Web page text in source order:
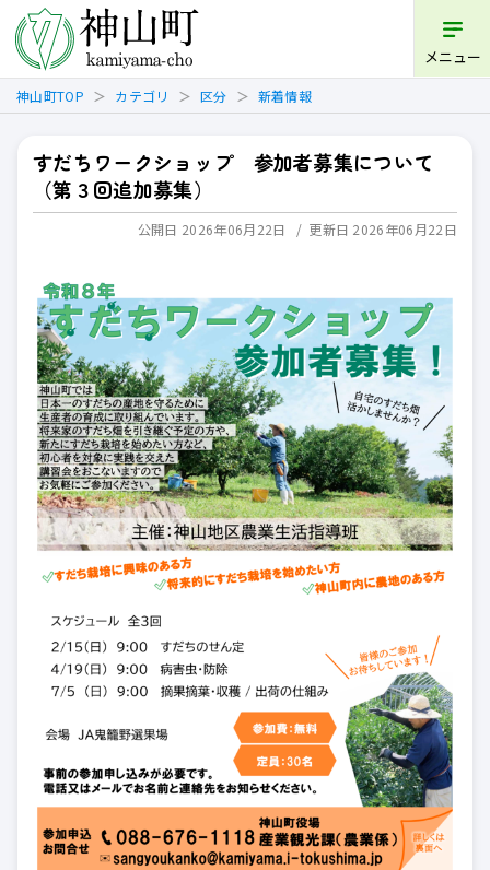
メニュー
神山町TOP カテゴリ 区分 新着情報
すだちワークショップ 参加者募集について
（第３回追加募集）
公開日 2026年06月22日 更新日 2026年06月22日